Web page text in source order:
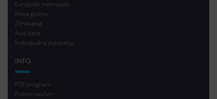
Evropske metropole
Nova godina
Zimovanje
Avio karte
Individualna putovanja
INFO
PDF programi
Poklon vaučeri